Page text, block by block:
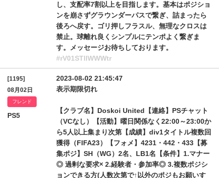
し、支配率7割以上を目指します。基本はポジショ
ンを崩さずグラウンダーパスで繋ぎ、詰まったら
後ろへ戻す。ゴリ押しフラスル、無理なクロスは
禁止。球離れ良くシンプルにテンポよく繋ぎま
す。メッセージお待ちしております。
#rV01STllWWWtr
[1195]
08月02日
フレンド
PS5
2023-08-02 21:45:47
表示期限切れ
【クラブ名】Doskoi United【連絡】PSチャット
（VCなし）【活動】曜日関係なく22:00～23:00か
ら5人以上集まり次第【成績】div1タイトル複数回
獲得（FIFA23）【フォメ】4231・442・433【募
集ポジ】SH（WG）2名、LB1名【条件】1.マナー
◎ 過剰な要求× 2.経験者・参加率◎ 3.複数ポジシ
ョンできる方(人数次第で↑以外のポジもお願いす